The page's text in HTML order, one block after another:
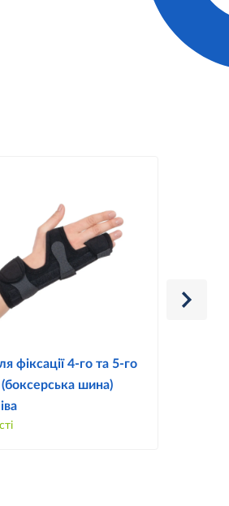
фіксації 4-го та 5-го
(боксерська шина)